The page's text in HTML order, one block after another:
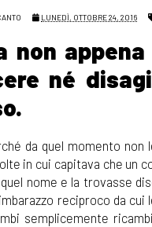
LUNEDÌ, OTTOBRE 24, 2016
non
né
da quel momento
in cui capitava che un
nome e la trovasse
reciproco da
semplicemente